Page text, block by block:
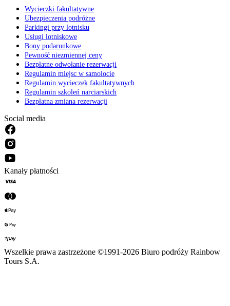
Wycieczki fakultatywne
Ubezpieczenia podróżne
Parkingi przy lotnisku
Usługi lotniskowe
Bony podarunkowe
Pewność niezmiennej ceny
Bezpłatne odwołanie rezerwacji
Regulamin miejsc w samolocie
Regulamin wycieczek fakultatywnych
Regulamin szkoleń narciarskich
Bezpłatna zmiana rezerwacji
Social media
Kanały płatności
Wszelkie prawa zastrzeżone ©1991-2026 Biuro podróży Rainbow
Tours S.A.